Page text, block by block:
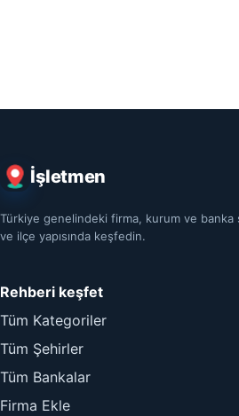
İşletmen
Türkiye genelindeki firma, kurum ve
ve ilçe yapısında keşfedin.
Rehberi keşfet
Tüm Kategoriler
Tüm Şehirler
Tüm Bankalar
Firma Ekle